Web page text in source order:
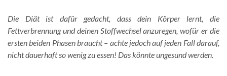
Die Diät ist dafür gedacht, dass dein Körper lernt, die
Fettverbrennung und deinen Stoffwechsel anzuregen, wofür er die
ersten beiden Phasen braucht – achte jedoch auf jeden Fall darauf,
nicht dauerhaft so wenig zu essen! Das könnte ungesund werden.